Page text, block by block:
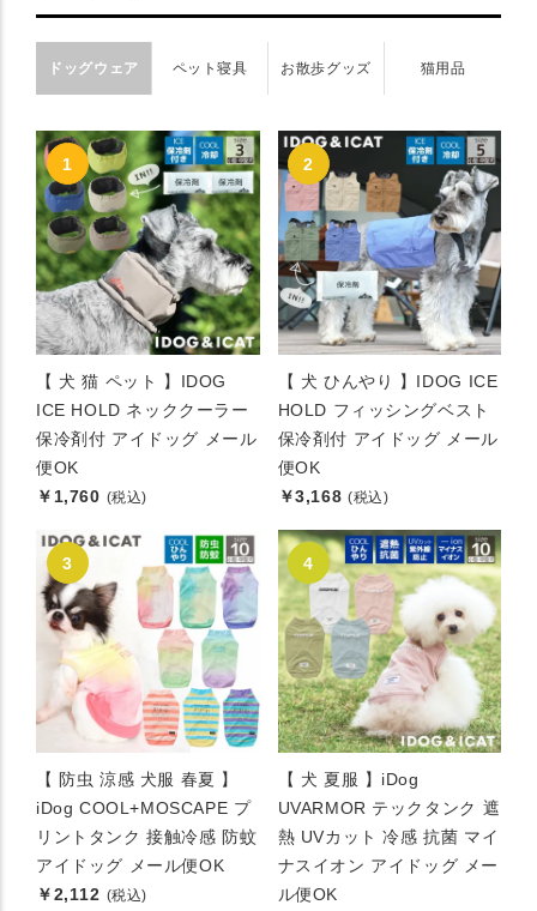
ドッグウェア ペット寝具 お散歩グッズ 猫用品
【 犬 猫 ペット 】IDOG
ICE HOLD ネッククーラー
保冷剤付 アイドッグ メール
便OK
￥1,760 (税込)
【 犬 ひんやり 】IDOG ICE
HOLD フィッシングベスト
保冷剤付 アイドッグ メール
便OK
￥3,168 (税込)
【 防虫 涼感 犬服 春夏 】
iDog COOL+MOSCAPE プ
リントタンク 接触冷感 防蚊
アイドッグ メール便OK
￥2,112 (税込)
【 犬 夏服 】iDog
UVARMOR テックタンク 遮
熱 UVカット 冷感 抗菌 マイ
ナスイオン アイドッグ メー
ル便OK